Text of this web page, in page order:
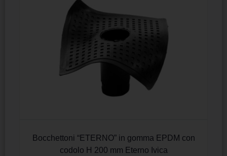
Bocchettoni “ETERNO” in gomma EPDM con
codolo H 200 mm Eterno Ivica